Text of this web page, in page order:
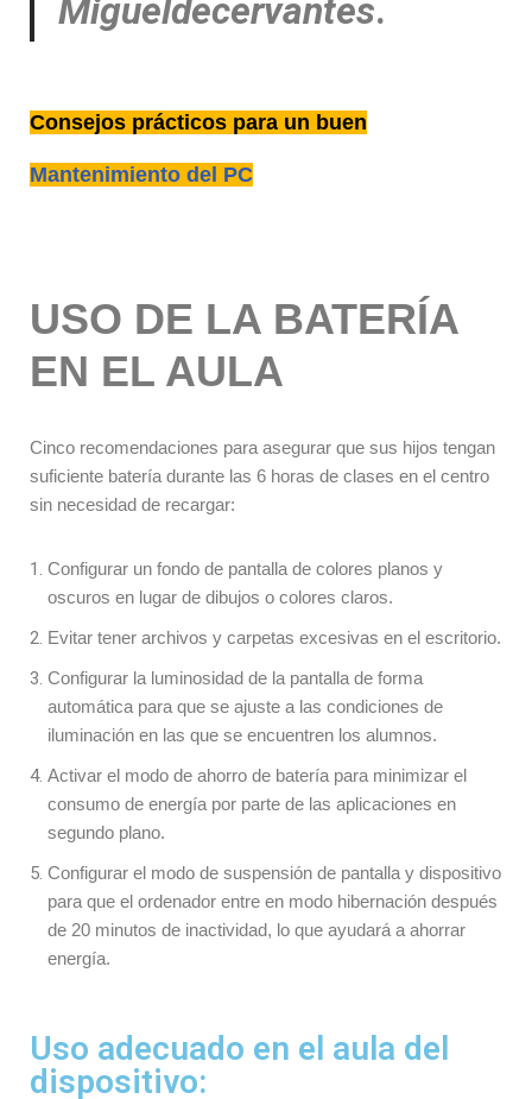
Migueldecervantes.
Consejos prácticos para un buen
Mantenimiento del PC
USO DE LA BATERÍA
EN EL AULA
Cinco recomendaciones para asegurar que sus hijos tengan
suficiente batería durante las 6 horas de clases en el centro
sin necesidad de recargar:
Configurar un fondo de pantalla de colores planos y
oscuros en lugar de dibujos o colores claros.
Evitar tener archivos y carpetas excesivas en el escritorio.
Configurar la luminosidad de la pantalla de forma
automática para que se ajuste a las condiciones de
iluminación en las que se encuentren los alumnos.
Activar el modo de ahorro de batería para minimizar el
consumo de energía por parte de las aplicaciones en
segundo plano.
Configurar el modo de suspensión de pantalla y dispositivo
para que el ordenador entre en modo hibernación después
de 20 minutos de inactividad, lo que ayudará a ahorrar
energía.
Uso adecuado en el aula del
dispositivo: